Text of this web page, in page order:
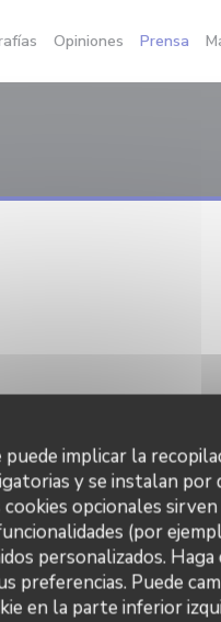
implicar la
y se instalan por
opcionales sirven
(por
personalizados. Haga
preferencias. Puede
en la parte inferior
Opiniones Prensa